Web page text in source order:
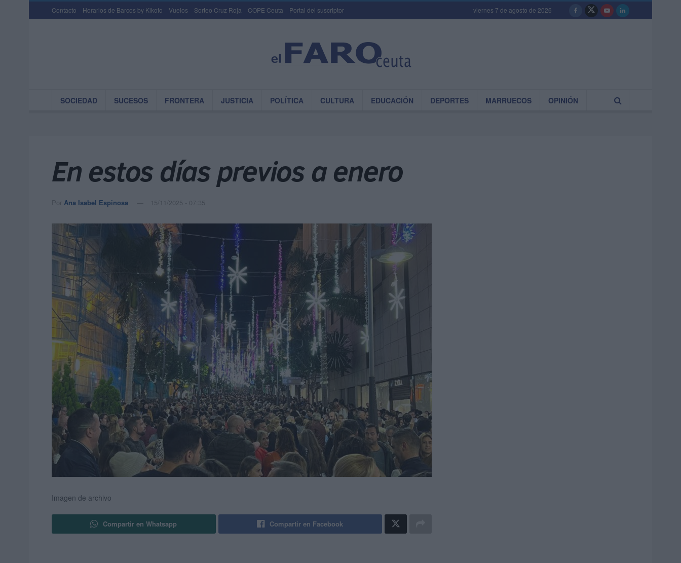
Contacto Horarios de Barcos by Kikoto Vuelos Sorteo Cruz Roja COPE Ceuta Portal del suscriptor viernes 7 de agosto de 2026
SOCIEDAD SUCESOS FRONTERA JUSTICIA POLÍTICA CULTURA EDUCACIÓN DEPORTES MARRUECOS OPINIÓN
En estos días previos a enero
Por Ana Isabel Espinosa 15/11/2025 - 07:35
Imagen de archivo
Compartir en Whatsapp Compartir en Facebook